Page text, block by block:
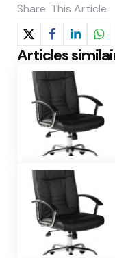
Share This Article
Articles